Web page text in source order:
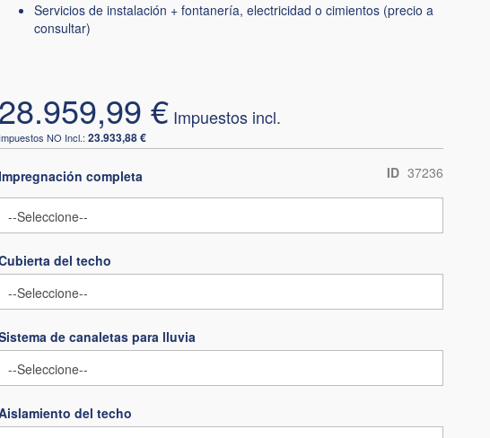
Servicios de instalación + fontanería, electricidad o cimientos (precio a
consultar)
28.959,99 €
23.933,88 €
ID 37236
completa
del techo
de canaletas para lluvia
del techo